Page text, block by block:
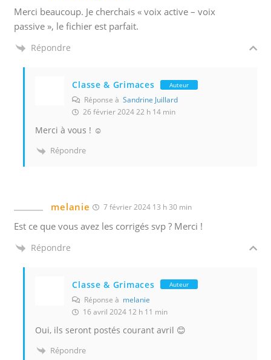
Merci beaucoup. Je cherchais « voix active – voix
passive », le fichier est parfait.
Répondre
Classe & Grimaces Auteur
Réponse àSandrine Juillard
26 février 2024 22 h 14 min
Merci à vous ! ☺️
Répondre
melanie 7 février 2024 13 h 30 min
Est ce que vous avez les corrigés svp ? Merci !
Répondre
Classe & Grimaces Auteur
Réponse à melanie
16 avril 2024 12 h 11 min
Oui, ils seront postés courant avril 😊
Répondre